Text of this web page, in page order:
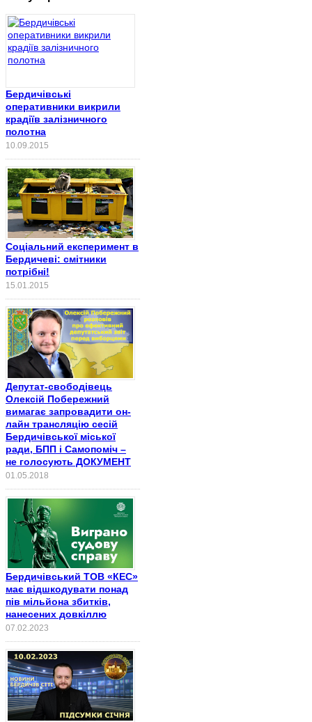
Бердичівські
оперативники викрили
крадіїв залізничного
полотна
10.09.2015
Соціальний експеримент в
Бердичеві: смітники
потрібні!
15.01.2015
Депутат-свободівець
Олексій Побережний
вимагає запровадити он-
лайн трансляцію сесій
Бердичівської міської
ради, БПП і Самопоміч –
не голосують ДОКУМЕНТ
01.05.2018
Бердичівський ТОВ «КЕС»
має відшкодувати понад
пів мільйона збитків,
нанесених довкіллю
07.02.2023